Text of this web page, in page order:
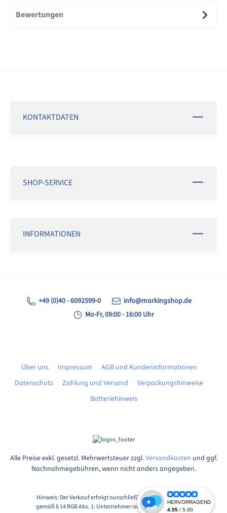
Bewertungen
KONTAKTDATEN
SHOP-SERVICE
INFORMATIONEN
+49 (0)40 - 6092599-0
info@markingshop.de
Mo-Fr, 09:00 - 16:00 Uhr
Über uns Impressum
AGB und Kundeninformationen
Datenschutz
Zahlung und Versand
Verpackungshinweise
Batteriehinweis
Alle Preise exkl. gesetzl. Mehrwertsteuer zzgl.Versandkosten und ggf.
Nachnahmegebühren, wenn nicht anders angegeben.
Hinweis: Der Verkauf erfolgt ausschließlich an Unternehmer
gemäß § 14 BGB Abs. 1: Unternehmer ist eine natürliche oder